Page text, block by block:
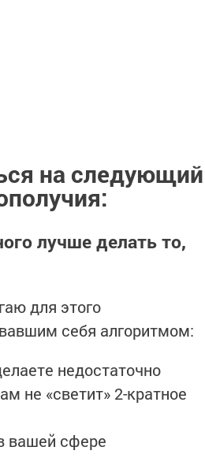
на следующий
лучше делать то,
для этого
себя алгоритмом:
недостаточно
не «светит» 2-кратное
вашей сфере